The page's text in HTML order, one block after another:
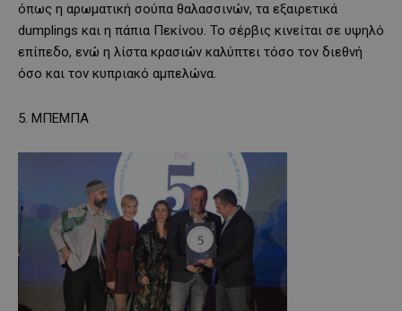
όπως η αρωματική σούπα θαλασσινών, τα εξαιρετικά
dumplings και η πάπια Πεκίνου. Το σέρβις κινείται σε υψηλό
επίπεδο, ενώ η λίστα κρασιών καλύπτει τόσο τον διεθνή
όσο και τον κυπριακό αμπελώνα.
5. ΜΠΕΜΠΑ